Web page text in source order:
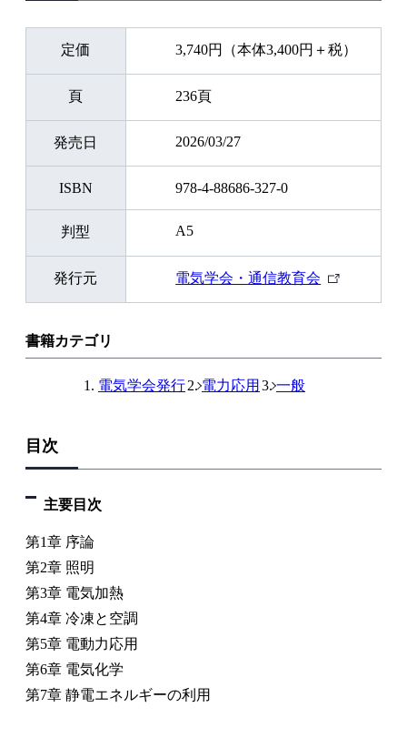
定価 3,740円（本体3,400円＋税）
頁 236頁
発売日 2026/03/27
ISBN 978-4-88686-327-0
判型 A5
発行元 電気学会・通信教育会
外
書籍カテゴリ
電気学会発行 電力応用 一般
目次
主要目次
第1章 序論
第2章 照明
第3章 電気加熱
第4章 冷凍と空調
第5章 電動力応用
第6章 電気化学
第7章 静電エネルギーの利用